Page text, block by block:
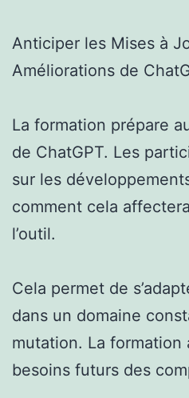
Anticiper les Mises à
Améliorations de
La formation prépare
de ChatGPT. Les
sur les
comment cela
l’outil.
Cela permet de
dans un domaine
mutation. La formation
besoins futurs des